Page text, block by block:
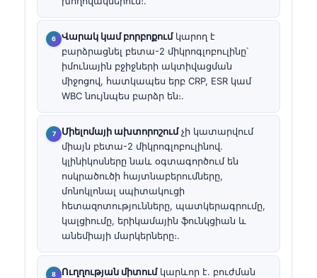
Վարակ կամ բորբոքումկարող է
բարձրացնել բետա-2 միկրոգլոբուլինը՝
իմունային բջիջների ակտիվացման
միջոցով, հատկապես երբ CRP, ESR կամ
WBC նույնպես բարձր են։.
Միելոմայի ախտորոշումչի կատարվում
միայն բետա-2 միկրոգլոբուլինով.
կլինիկոսները նաև օգտագործում են
ոսկրածուծի հայտնաբերումները,
մոնոկլոնալ սպիտակուցի
հետազոտությունները, պատկերագրումը,
կալցիումը, երիկամային ֆունկցիան և
անեմիայի մարկերները։.
Ուղղության միտումկարևոր է. բուժման